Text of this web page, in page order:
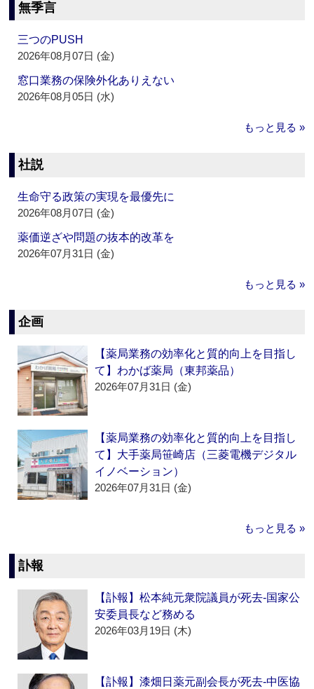
無季言
三つのPUSH
2026年08月07日 (金)
窓口業務の保険外化ありえない
2026年08月05日 (水)
もっと見る »
社説
生命守る政策の実現を最優先に
2026年08月07日 (金)
薬価逆ざや問題の抜本的改革を
2026年07月31日 (金)
もっと見る »
企画
【薬局業務の効率化と質的向上を目指し
て】わかば薬局（東邦薬品）
2026年07月31日 (金)
【薬局業務の効率化と質的向上を目指し
て】大手薬局笹崎店（三菱電機デジタル
イノベーション）
2026年07月31日 (金)
もっと見る »
訃報
【訃報】松本純元衆院議員が死去‐国家公
安委員長など務める
2026年03月19日 (木)
【訃報】漆畑日薬元副会長が死去‐中医協